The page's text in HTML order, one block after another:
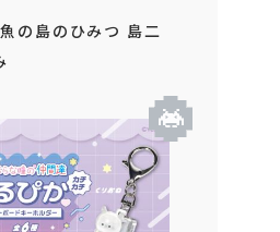
の島のひみつ 島二